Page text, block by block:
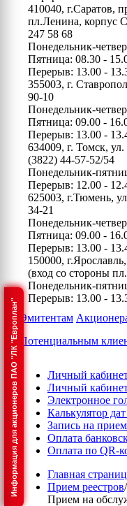
Информация для акционеров ПАО "ЛК "Европлан"
410040, г.Саратов,
пл.Ленина, корпус
247 58 68
Понедельник-
Пятница: 08.30 -
Перерыв: 13.00 -
355003, г.
90-10
Понедельник-
Пятница: 09.00 -
Перерыв: 13.00 -
634009, г. Томск,
(3822) 44-57-52/54
Понедельник-
Перерыв: 12.00 -
625003, г.Тюмень,
34-21
Понедельник-
Пятница: 09.00 -
Перерыв: 13.00 -
150000,
(вход со стороны
Понедельник-
Перерыв: 13.00 -
Эмитентам
Потенциальным
Личный
Личный
Электронное
Калькулятор
Запись на прием
Оплата
Оплата по QR-
Главная
Прием реестров/
Прием на